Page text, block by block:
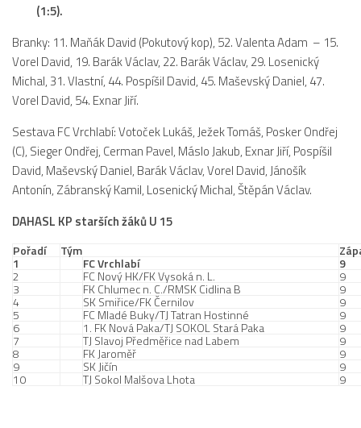
(1:5).
Branky: 11. Maňák David (Pokutový kop), 52. Valenta Adam – 15.
Vorel David, 19. Barák Václav, 22. Barák Václav, 29. Losenický
Michal, 31. Vlastní, 44. Pospíšil David, 45. Maševský Daniel, 47.
Vorel David, 54. Exnar Jiří.
Sestava FC Vrchlabí: Votoček Lukáš, Ježek Tomáš, Posker Ondřej
(C), Sieger Ondřej, Cerman Pavel, Máslo Jakub, Exnar Jiří, Pospíšil
David, Maševský Daniel, Barák Václav, Vorel David, Jánošík
Antonín, Zábranský Kamil, Losenický Michal, Štěpán Václav.
DAHASL KP starších žáků U 15
Pořadí Tým
1 FC Vrchlabí 9
2 FC Nový HK/FK Vysoká n. L. 9
3 FK Chlumec n. C./RMSK Cidlina B 9
4 SK Smiřice/FK Černilov 9
5 FC Mladé Buky/TJ Tatran Hostinné 9
6 1. FK Nová Paka/TJ SOKOL Stará Paka 9
7 TJ Slavoj Předměřice nad Labem 9
8 FK Jaroměř 9
9 SK Jičín 9
10 TJ Sokol Malšova Lhota 9